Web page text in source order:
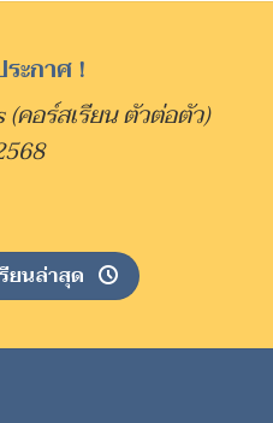
ะกาศ !
(คอร์สเรียน ตัวต่อตัว)
ยนล่าสุด